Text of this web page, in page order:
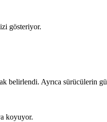
gösteriyor.
belirlendi. Ayrıca sürücülerin
koyuyor.